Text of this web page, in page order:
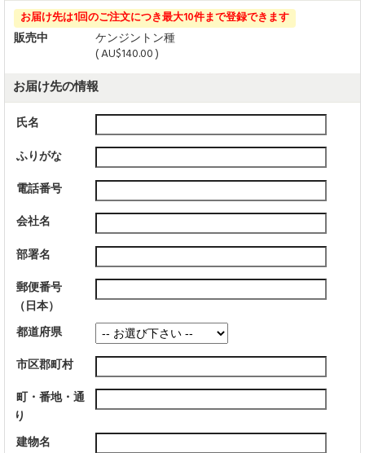
お届け先は1回のご注文につき最大10件まで登録できます
販売中
ケンジントン種
( AU$140.00 )
お届け先の情報
氏名
ふりがな
電話番号
会社名
部署名
郵便番号
（日本）
都道府県
市区郡町村
町・番地・通
り
建物名